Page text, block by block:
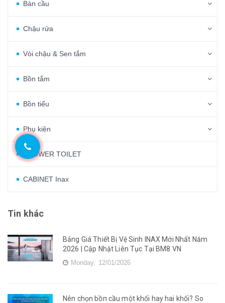
Bàn cầu
Chậu rửa
Vòi chậu & Sen tắm
Bồn tắm
Bồn tiểu
Phụ kiện
SHOWER TOILET
CABINET Inax
Tin khác
Bảng Giá Thiết Bị Vệ Sinh INAX Mới Nhất Năm
2026 | Cập Nhật Liên Tục Tại BM8.VN
Monday, 12/01/2026
Nên chọn bồn cầu một khối hay hai khối? So